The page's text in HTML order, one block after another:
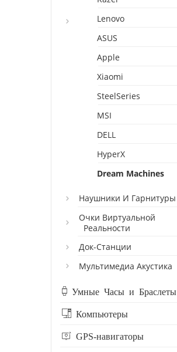
Lenovo
ASUS
Apple
Xiaomi
SteelSeries
MSI
DELL
HyperX
Dream Machines
Наушники И Гарнитуры
Реальности
Док-Станции
Мультимедиа Акустика
Умные Часы и Браслеты
Компьютеры
GPS-навигаторы